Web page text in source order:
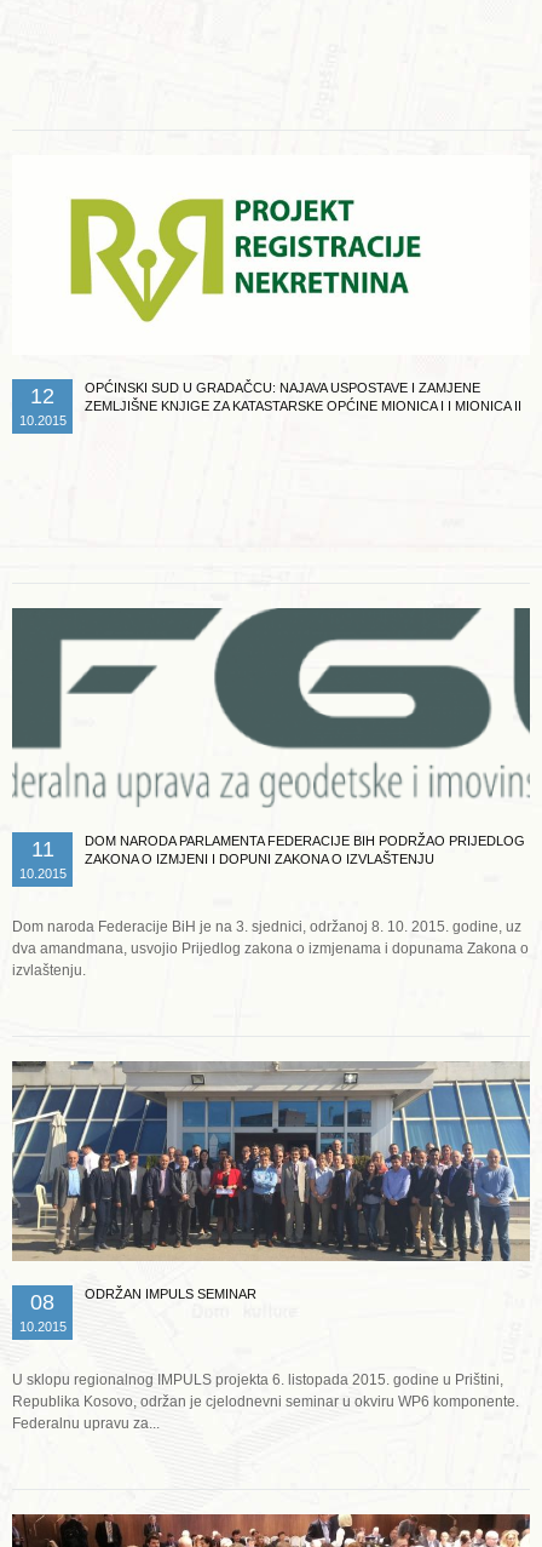
12
10.2015
OPĆINSKI SUD U GRADAČCU: NAJAVA USPOSTAVE I ZAMJENE
ZEMLJIŠNE KNJIGE ZA KATASTARSKE OPĆINE MIONICA I I MIONICA II
11
10.2015
DOM NARODA PARLAMENTA FEDERACIJE BIH PODRŽAO PRIJEDLOG
ZAKONA O IZMJENI I DOPUNI ZAKONA O IZVLAŠTENJU
Dom naroda Federacije BiH je na 3. sjednici, održanoj 8. 10. 2015. godine, uz
dva amandmana, usvojio Prijedlog zakona o izmjenama i dopunama Zakona o
izvlaštenju.
08
10.2015
ODRŽAN IMPULS SEMINAR
U sklopu regionalnog IMPULS projekta 6. listopada 2015. godine u Prištini,
Republika Kosovo, održan je cjelodnevni seminar u okviru WP6 komponente.
Federalnu upravu za...